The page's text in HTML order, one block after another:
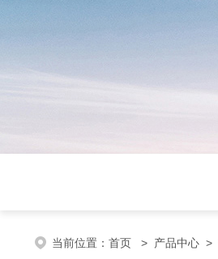
当前位置： 首页 > 产品中心 >